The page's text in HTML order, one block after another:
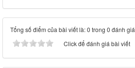
Tổng số điểm của bài viết là: 0 trong 0 đánh giá
Click để đánh giá bài viết